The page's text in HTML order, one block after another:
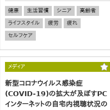
健康 生活習慣 シニア
高齢者
ライフスタイル
疲労
疲れ
セルフケア
メディア
新型コロナウイルス感染症
(COVID-19)の拡大が及ぼすPC
インターネットの自宅内視聴状況の